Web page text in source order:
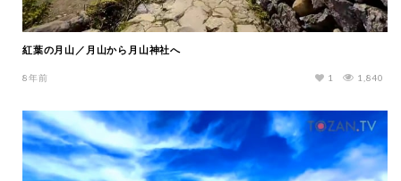
紅葉の月山／月山から月山神社へ
8年前 1,840
1